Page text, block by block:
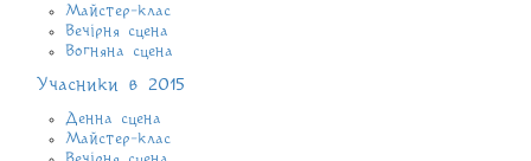
Майстер-клас
Вечірня сцена
Вогняна сцена
Учасники в 2015
Денна сцена
Майстер-клас